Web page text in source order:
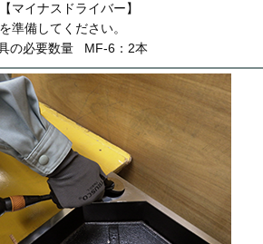
【マイナスドライバー】
を準備してください。
の必要数量 MF-6：2本